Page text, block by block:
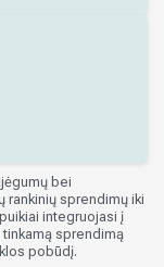
bei
rankinių sprendimų iki
integruojasi į
sprendimą
pobūdį.